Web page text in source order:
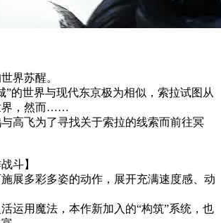
界苏醒。
”的世界与现代东京极为相似，索拉试图从
界，然而……
高飞为了寻找关于索拉的线索而前往冥
斗】
展多彩多姿的动作，展开充满速度感、动
运用魔法，本作新加入的“构筑”系统，也